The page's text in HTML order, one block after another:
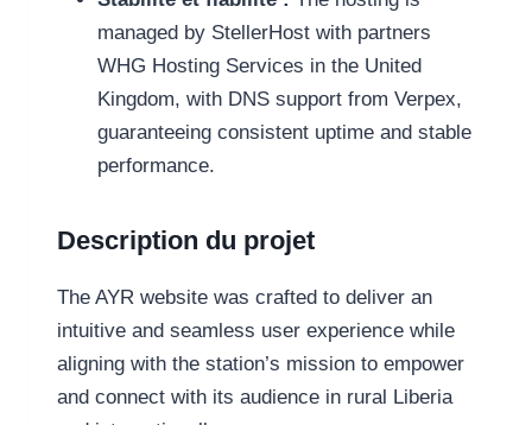
managed by StellerHost with partners
WHG Hosting Services in the United
Kingdom, with DNS support from Verpex,
guaranteeing consistent uptime and stable
performance.
Description du projet
The AYR website was crafted to deliver an
intuitive and seamless user experience while
aligning with the station’s mission to empower
and connect with its audience in rural Liberia